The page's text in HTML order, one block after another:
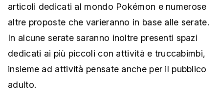
articoli dedicati al mondo Pokémon e numerose
altre proposte che varieranno in base alle serate.
In alcune serate saranno inoltre presenti spazi
dedicati ai più piccoli con attività e truccabimbi,
insieme ad attività pensate anche per il pubblico
adulto.